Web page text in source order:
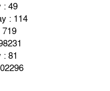
: 49
: 114
81